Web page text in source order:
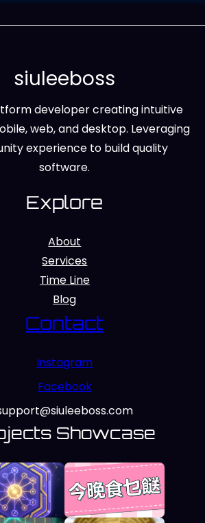
siuleeboss
developer creating intuitive
web, and desktop. Leveraging
experience to build quality
software.
Explore
About
Services
Time Line
Blog
Contact
Instagram
Facebook
Showcase